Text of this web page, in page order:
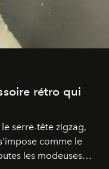
rétro qui
serre-tête zigzag,
comme le
les modeuses